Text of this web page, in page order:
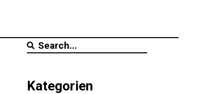
Search
for:
Kategorien